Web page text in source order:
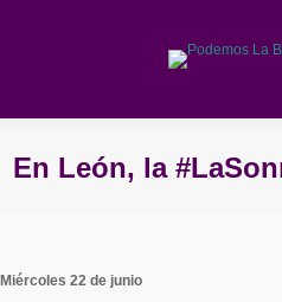
En León, la
Miércoles 22 de junio